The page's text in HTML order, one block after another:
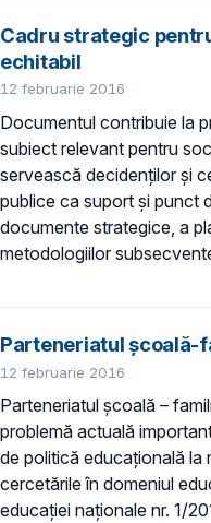
Cadru strategic
echitabil
12 februarie 2016
Documentul contribuie la
subiect relevant pentru
servească decidenților și
publice ca suport și punct
documente strategice, a
metodologiilor
Parteneriatul școală-
12 februarie 2016
Parteneriatul școală –
problemă actuală
de politică educațională la
cercetările în domeniul
educației naționale nr. 1/